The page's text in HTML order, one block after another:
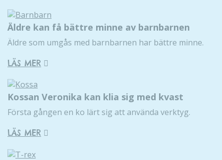
Äldre kan få bättre minne av barnbarnen
Äldre som umgås med barnbarnen har bättre minne.
LÄS MER
Kossan Veronika kan klia sig med kvast
Första gången en ko lärt sig att använda verktyg.
LÄS MER